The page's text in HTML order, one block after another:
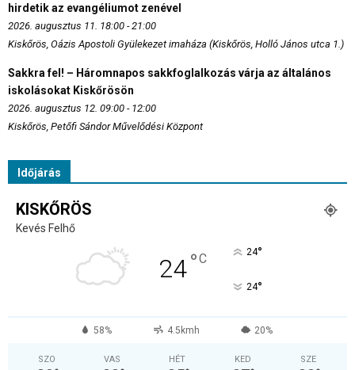
hirdetik az evangéliumot zenével
2026. augusztus 11. 18:00 - 21:00
Kiskőrös, Oázis Apostoli Gyülekezet imaháza (Kiskőrös, Holló János utca 1.)
Sakkra fel! – Háromnapos sakkfoglalkozás várja az általános
iskolásokat Kiskőrösön
2026. augusztus 12. 09:00 - 12:00
Kiskőrös, Petőfi Sándor Művelődési Központ
Időjárás
KISKŐRÖS
Kevés Felhő
24°C 24°
24°
58% 4.5kmh 20%
SZO VAS HÉT KED SZE